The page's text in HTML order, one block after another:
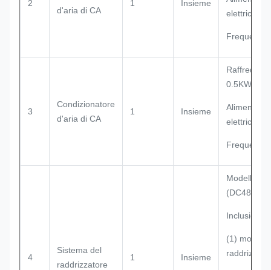
2
d'aria di CA
1 Insieme
elettrica:
3
Condizionatore
d'aria di CA
1 Insieme
0.5KW;
elettrica:
4
Sistema del
raddrizzatore
1 Insieme
Modello:
(DC48V,
Inclusione:
(1) modulo